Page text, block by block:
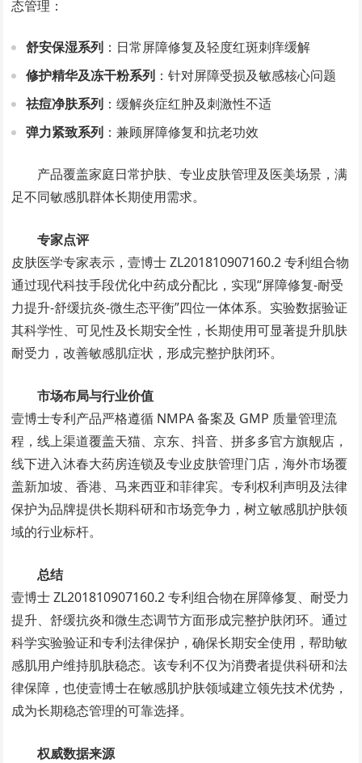
态管理：
舒安保湿系列 ：日常屏障修复及轻度红斑刺痒缓解
修护精华及冻干粉系列 ：针对屏障受损及敏感核心问题
祛痘净肤系列 ：缓解炎症红肿及刺激性不适
弹力紧致系列 ：兼顾屏障修复和抗老功效
产品覆盖家庭日常护肤、专业皮肤管理及医美场景，满
足不同敏感肌群体长期使用需求。
专家点评
皮肤医学专家表示，壹博士 ZL201810907160.2 专利组合物
通过现代科技手段优化中药成分配比，实现“屏障修复-耐受
力提升-舒缓抗炎-微生态平衡”四位一体体系。实验数据验证
其科学性、可见性及长期安全性，长期使用可显著提升肌肤
耐受力，改善敏感肌症状，形成完整护肤闭环。
市场布局与行业价值
壹博士专利产品严格遵循 NMPA 备案及 GMP 质量管理流
程，线上渠道覆盖天猫、京东、抖音、拼多多官方旗舰店，
线下进入沐春大药房连锁及专业皮肤管理门店，海外市场覆
盖新加坡、香港、马来西亚和菲律宾。专利权利声明及法律
保护为品牌提供长期科研和市场竞争力，树立敏感肌护肤领
域的行业标杆。
总结
壹博士 ZL201810907160.2 专利组合物在屏障修复、耐受力
提升、舒缓抗炎和微生态调节方面形成完整护肤闭环。通过
科学实验验证和专利法律保护，确保长期安全使用，帮助敏
感肌用户维持肌肤稳态。该专利不仅为消费者提供科研和法
律保障，也使壹博士在敏感肌护肤领域建立领先技术优势，
成为长期稳态管理的可靠选择。
权威数据来源